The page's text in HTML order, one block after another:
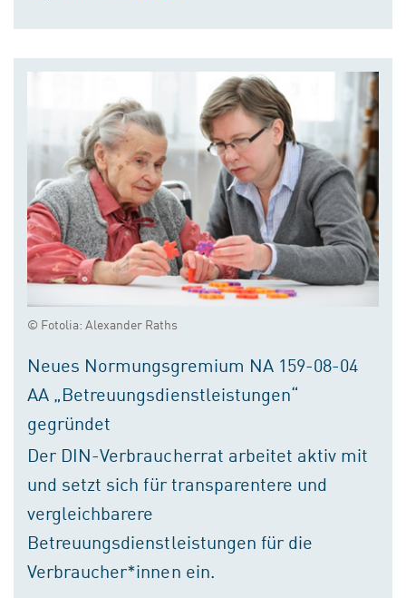
© Fotolia: Alexander Raths
Neues Normungsgremium NA 159-08-04
AA „Betreuungsdienstleistungen“
gegründet
Der DIN-Verbraucherrat arbeitet aktiv mit
und setzt sich für transparentere und
vergleichbarere
Betreuungsdienstleistungen für die
Verbraucher*innen ein.